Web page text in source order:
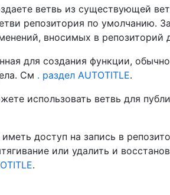
ветвь из существующей
репозитория по умолчанию.
вносимых в
для создания функции,
См . раздел AUTOTITLE.
использовать ветвь для
доступ на запись в
или удалить и
.